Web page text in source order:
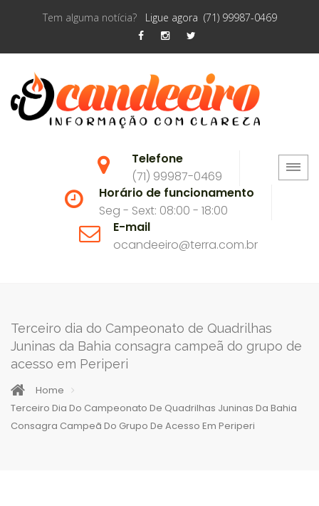
Tem alguma notícia? Ligue agora (71) 99987-0469
Telefone
(71) 99987-0469
Horário de funcionamento
Seg - Sext: 08:00 - 18:00
E-mail
ocandeeiro@terra.com.br
Terceiro dia do Campeonato de Quadrilhas
Juninas da Bahia consagra campeã do grupo de
acesso em Periperi
Home
Terceiro Dia Do Campeonato De Quadrilhas Juninas Da Bahia
Consagra Campeã Do Grupo De Acesso Em Periperi